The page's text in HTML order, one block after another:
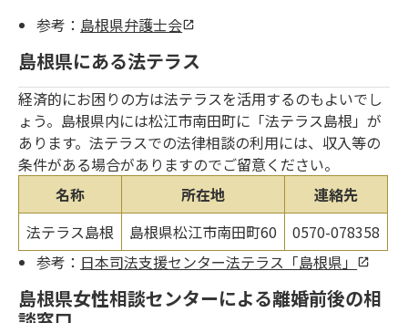
参考： 島根県弁護士会
島根県にある法テラス
経済的にお困りの方は法テラスを活用するのもよいでし
ょう。島根県内には松江市南田町に「法テラス島根」が
あります。法テラスでの法律相談の利用には、収入等の
条件がある場合がありますのでご留意ください。
名称
所在地
連絡先
法テラス島根
島根県松江市南田町60
0570-078358
参考： 日本司法支援センター法テラス「島根県」
島根県女性相談センターによる離婚前後の相